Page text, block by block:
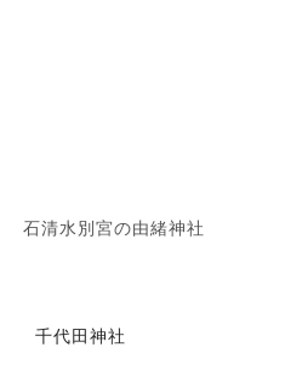
石清水別宮の由緒神社
千代田神社